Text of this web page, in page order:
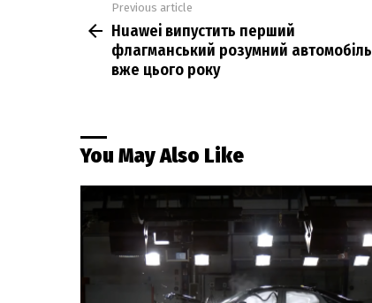
more
Previous article
Huawei випустить перший
флагманський розумний автомобіль
вже цього року
You May Also Like